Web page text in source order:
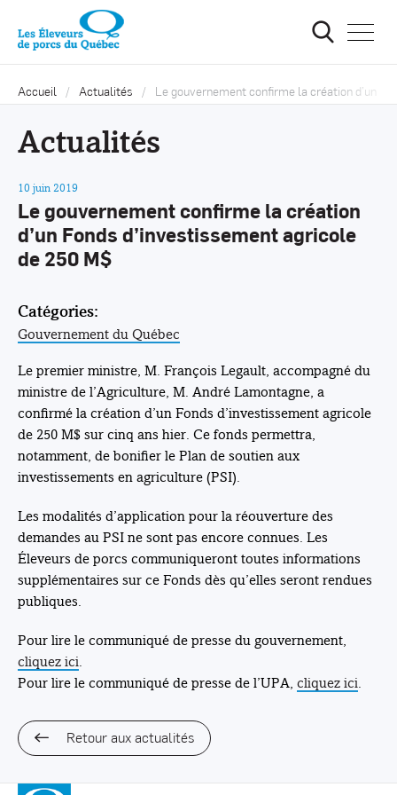
la
site
Accueil Actualités Le gouvernement confirme la création d’un
Actualités
10 juin 2019
Le gouvernement confirme la création
d’un Fonds d’investissement agricole
de 250 M$
Catégories:
Gouvernement du Québec
Le premier ministre, M. François Legault, accompagné du
ministre de l’Agriculture, M. André Lamontagne, a
confirmé la création d’un Fonds d’investissement agricole
de 250 M$ sur cinq ans hier. Ce fonds permettra,
notamment, de bonifier le Plan de soutien aux
investissements en agriculture (PSI).
Les modalités d’application pour la réouverture des
demandes au PSI ne sont pas encore connues. Les
Éleveurs de porcs communiqueront toutes informations
supplémentaires sur ce Fonds dès qu’elles seront rendues
publiques.
Pour lire le communiqué de presse du gouvernement,
cliquez ici.
Pour lire le communiqué de presse de l’UPA, cliquez ici.
Retour aux actualités